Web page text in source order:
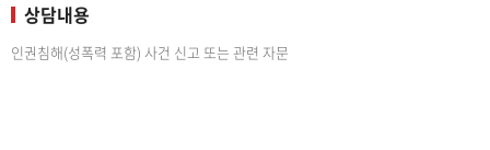
상담내용
인권침해(성폭력 포함) 사건 신고 또는 관련 자문